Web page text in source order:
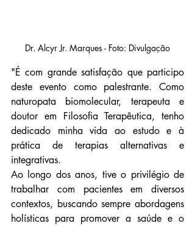
Dr. Alcyr Jr. Marques - Foto: Divulgação
"É com grande satisfação que participo
deste evento como palestrante. Como
naturopata biomolecular, terapeuta e
doutor em Filosofia Terapêutica, tenho
dedicado minha vida ao estudo e à
prática de terapias alternativas e
integrativas.
Ao longo dos anos, tive o privilégio de
trabalhar com pacientes em diversos
contextos, buscando sempre abordagens
holísticas para promover a saúde e o